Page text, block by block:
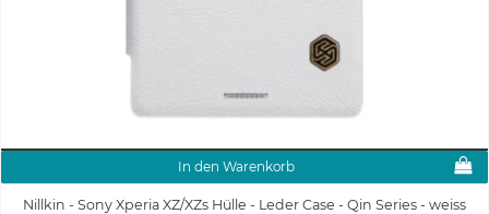
In den Warenkorb
Nillkin - Sony Xperia XZ/XZs Hülle - Leder Case - Qin Series - weiss